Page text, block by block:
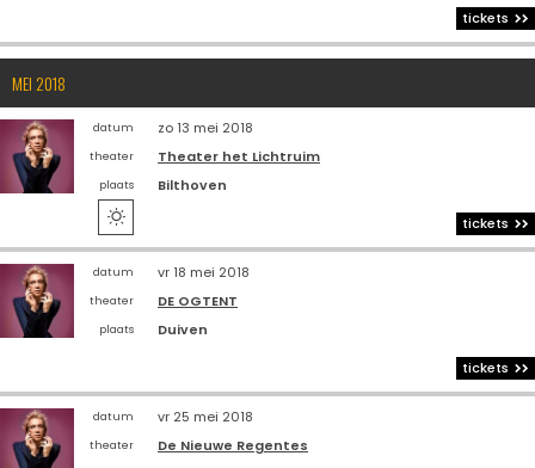
tickets
MEI 2018
datum zo 13 mei 2018
theater Theater het Lichtruim
plaats Bilthoven
 tickets
datum vr 18 mei 2018
theater DE OGTENT
plaats
Duiven
tickets
datum vr 25 mei 2018
theater De Nieuwe Regentes